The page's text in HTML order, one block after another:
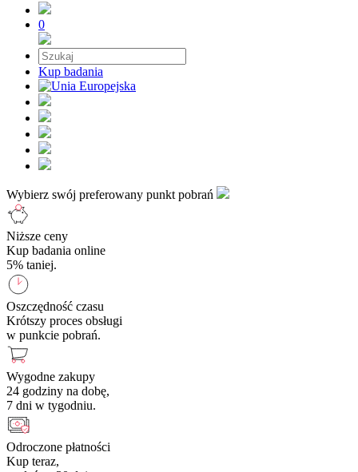
0
Kup badania
Wybierz swój preferowany punkt pobrań
Niższe ceny
Kup badania online
5% taniej.
Oszczędność czasu
Krótszy proces obsługi
w punkcie pobrań.
Wygodne zakupy
24 godziny na dobę,
7 dni w tygodniu.
Odroczone płatności
Kup teraz,